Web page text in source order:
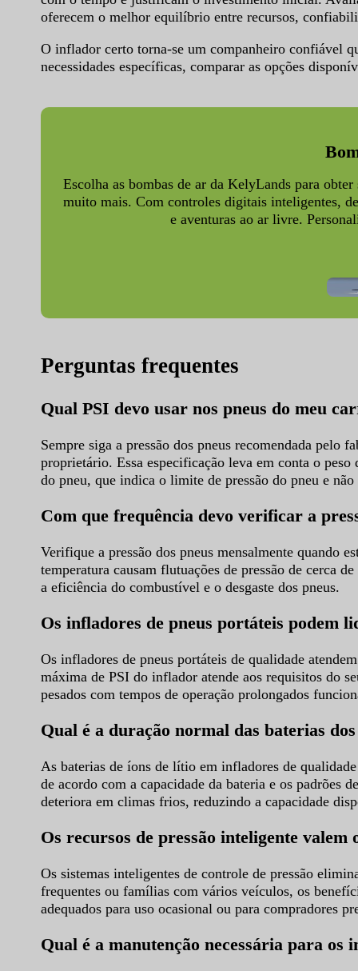
oferecem o melhor equilíbrio entre recursos,
O inflador certo torna-se um companheiro confiável
necessidades específicas, comparar as opções
Escolha as bombas de ar da KelyLands para
muito mais. Com controles digitais inteligentes,
e aventuras ao ar livre.
Perguntas frequentes
Qual PSI devo usar nos pneus do meu
Sempre siga a pressão dos pneus recomendada pelo
proprietário. Essa especificação leva em conta o
do pneu, que indica o limite de pressão do pneu e
Com que frequência devo verificar a
Verifique a pressão dos pneus mensalmente quando
temperatura causam flutuações de pressão de cerca
a eficiência do combustível e o desgaste dos pneus.
Os infladores de pneus portáteis podem
Os infladores de pneus portáteis de qualidade
máxima de PSI do inflador atende aos requisitos do
pesados com tempos de operação prolongados
Qual é a duração normal das baterias
As baterias de íons de lítio em infladores de
de acordo com a capacidade da bateria e os padrões
deteriora em climas frios, reduzindo a capacidade
Os recursos de pressão inteligente valem
Os sistemas inteligentes de controle de pressão
frequentes ou famílias com vários veículos, os
adequados para uso ocasional ou para compradores
Qual é a manutenção necessária para os